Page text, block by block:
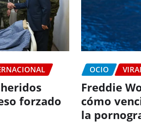
forzado
OCIO
Freddie
cómo
la